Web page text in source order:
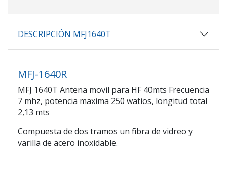
DESCRIPCIÓN MFJ1640T
MFJ-1640R
MFJ 1640T Antena movil para HF 40mts Frecuencia
7 mhz, potencia maxima 250 watios, longitud total
2,13 mts
Compuesta de dos tramos un fibra de vidreo y
varilla de acero inoxidable.